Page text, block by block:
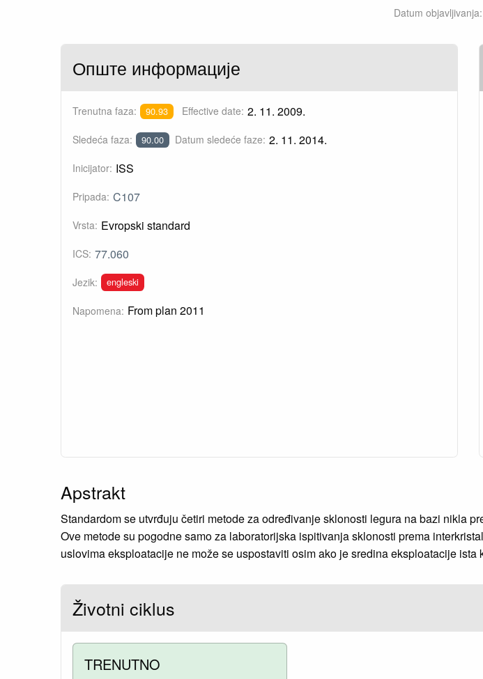
Datum objavljivanja:
Опште информације
Trenutna faza: 90.93 Effective date: 2. 11. 2009.
Sledeća faza: 90.00 Datum sledeće faze: 2. 11. 2014.
Inicijator: ISS
Pripada: C107
Vrsta: Evropski standard
ICS: 77.060
Jezik: engleski
Napomena: From plan 2011
Apstrakt
Standardom se utvrđuju četiri metode za određivanje sklonosti legura na bazi nikla
Ove metode su pogodne samo za laboratorijska ispitivanja sklonosti prema
uslovima eksploatacije ne može se uspostaviti osim ako je sredina eksploatacije
Životni ciklus
TRENUTNO